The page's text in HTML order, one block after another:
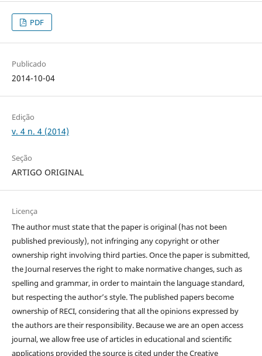
PDF
Publicado
2014-10-04
Edição
v. 4 n. 4 (2014)
Seção
ARTIGO ORIGINAL
Licença
The author must state that the paper is original (has not been
published previously), not infringing any copyright or other
ownership right involving third parties. Once the paper is submitted,
the Journal reserves the right to make normative changes, such as
spelling and grammar, in order to maintain the language standard,
but respecting the author’s style. The published papers become
ownership of RECI, considering that all the opinions expressed by
the authors are their responsibility. Because we are an open access
journal, we allow free use of articles in educational and scientific
applications provided the source is cited under the Creative